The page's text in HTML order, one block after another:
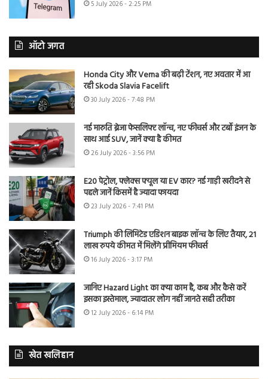
5 July 2026 - 2:25 PM
ऑटो जगत
Honda City और Verna की बढ़ी टेंशन, नए अवतार में आ
रही Skoda Slavia Facelift
30 July 2026 - 7:48 PM
नई मारुति ब्रेजा फेसलिफ्ट लॉन्च, नए फीचर्स और टर्बो इंजन के
साथ आई SUV, जानें क्या है कीमत
26 July 2026 - 3:56 PM
E20 पेट्रोल, फ्लेक्स फ्यूल या EV कार? नई गाड़ी खरीदने से
पहले जानें किसमें है ज्यादा फायदा
23 July 2026 - 7:41 PM
Triumph की लिमिटेड एडिशन बाइक लॉन्च के लिए तैयार, 21
लाख रुपये कीमत में मिलेंगे प्रीमियम फीचर्स
16 July 2026 - 3:17 PM
जानिए Hazard Light का क्या काम है, कब और कैसे करें
इसका इस्तेमाल, ज्यादातर लोग नहीं जानते सही तरीका
12 July 2026 - 6:14 PM
खेत खलिहान